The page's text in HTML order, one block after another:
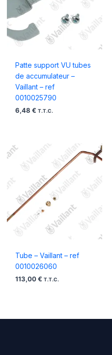
Patte support VU tubes
de accumulateur –
Vaillant – ref
0010025790
6,48 € T.T.C.
Tube – Vaillant – ref
0010026060
113,00 € T.T.C.